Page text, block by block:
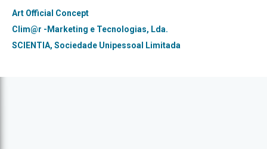
Art Official Concept
Clim@r -Marketing e Tecnologias, Lda.
SCIENTIA, Sociedade Unipessoal Limitada